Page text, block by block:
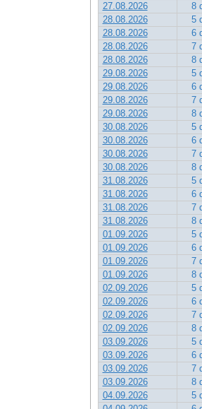
27.08.2026
8
28.08.2026
5
28.08.2026
6
28.08.2026
7
28.08.2026
8
29.08.2026
5
29.08.2026
6
29.08.2026
7
29.08.2026
8
30.08.2026
5
30.08.2026
6
30.08.2026
7
30.08.2026
8
31.08.2026
5
31.08.2026
6
31.08.2026
7
31.08.2026
8
01.09.2026
5
01.09.2026
6
01.09.2026
7
01.09.2026
8
02.09.2026
5
02.09.2026
6
02.09.2026
7
02.09.2026
8
03.09.2026
5
03.09.2026
6
03.09.2026
7
03.09.2026
8
04.09.2026
5